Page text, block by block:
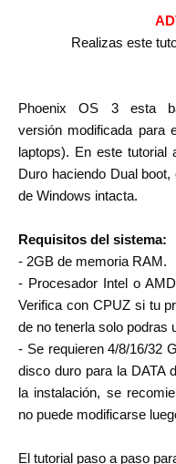
Realizas este
Phoenix OS 3 esta
versión modificada para
laptops). En este tutorial
Duro haciendo Dual
de Windows intacta.
Requisitos del sistema:
- 2GB de memoria RAM.
- Procesador Intel o
Verifica con CPUZ si tu
de no tenerla solo podras
- Se requieren 4/8/16/32
disco duro para la DATA
la instalación, se
no puede modificarse
El tutorial paso a paso